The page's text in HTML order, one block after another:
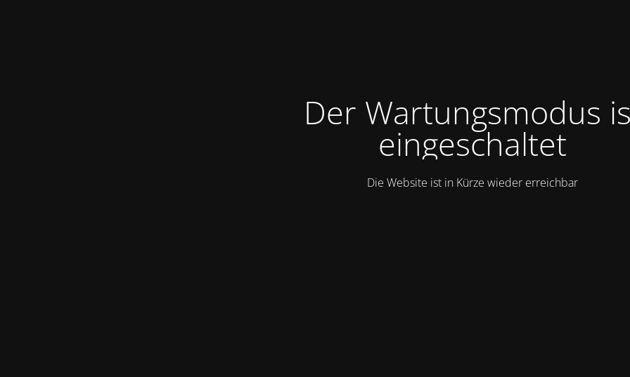
Der Wartungsmodus
eingeschaltet
Die Website ist in Kürze wieder erreichbar